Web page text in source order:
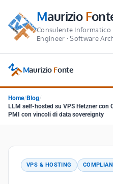
MaurizioF
Consulente Informatico
Engineer · Software
Maurizio Fonte
Home/ Blog/
LLM self-hosted su VPS Hetzner con
PMI con vincoli di data sovereignty
VPS & HOSTING